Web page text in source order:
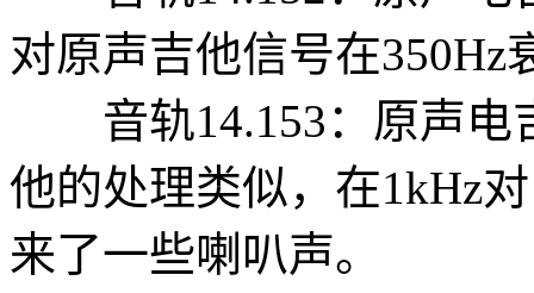
对原声吉他信号在350Hz
音轨14.153：原声电
他的处理类似，在1kHz
来了一些喇叭声。